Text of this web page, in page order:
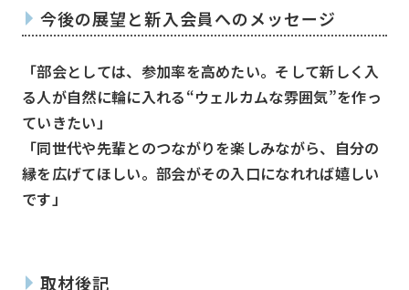
十柱戯（ボウリング）
アウトドア同好会
今後の展望と新入会員へのメッセージ
「部会としては、参加率を高めたい。そして新しく入
る人が自然に輪に入れる“ウェルカムな雰囲気”を作っ
ていきたい」
「同世代や先輩とのつながりを楽しみながら、自分の
縁を広げてほしい。部会がその入口になれれば嬉しい
です」
取材後記